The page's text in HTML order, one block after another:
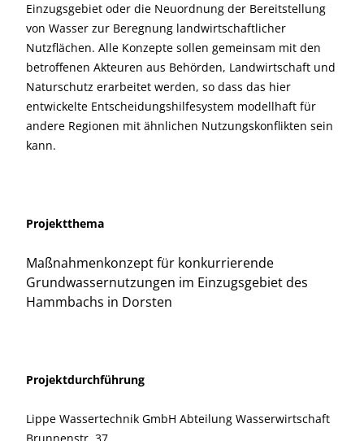
Einzugsgebiet oder die Neuordnung der Bereitstellung
von Wasser zur Beregnung landwirtschaftlicher
Nutzflächen. Alle Konzepte sollen gemeinsam mit den
betroffenen Akteuren aus Behörden, Landwirtschaft und
Naturschutz erarbeitet werden, so dass das hier
entwickelte Entscheidungshilfesystem modellhaft für
andere Regionen mit ähnlichen Nutzungskonflikten sein
kann.
Projektthema
Maßnahmenkonzept für konkurrierende
Grundwassernutzungen im Einzugsgebiet des
Hammbachs in Dorsten
Projektdurchführung
Lippe Wassertechnik GmbH Abteilung Wasserwirtschaft